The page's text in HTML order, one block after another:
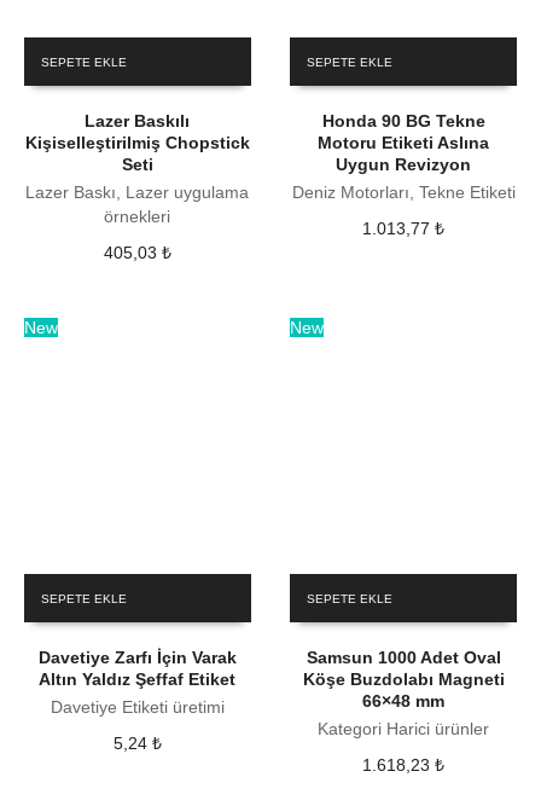
SEPETE EKLE
Lazer Baskılı
Kişiselleştirilmiş Chopstick
Seti
Lazer Baskı, Lazer uygulama
örnekleri
405,03 ₺
SEPETE EKLE
Honda 90 BG Tekne
Motoru Etiketi Aslına
Uygun Revizyon
Deniz Motorları, Tekne Etiketi
1.013,77₺
New
SEPETE EKLE
Davetiye Zarfı İçin Varak
Altın Yaldız Şeffaf Etiket
Davetiye Etiketi üretimi
5,24 ₺
New
SEPETE EKLE
Samsun 1000 Adet Oval
Köşe Buzdolabı Magneti
66×48 mm
Kategori Harici ürünler
1.618,23₺